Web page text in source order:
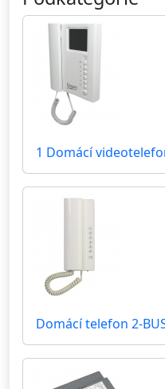
1 Domácí
Domácí telefon 2-